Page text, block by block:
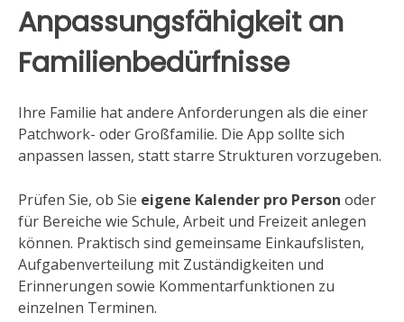
Anpassungsfähigkeit an
Familienbedürfnisse
Ihre Familie hat andere Anforderungen als die einer
Patchwork- oder Großfamilie. Die App sollte sich
anpassen lassen, statt starre Strukturen vorzugeben.
Prüfen Sie, ob Sie eigene Kalender pro Person oder
für Bereiche wie Schule, Arbeit und Freizeit anlegen
können. Praktisch sind gemeinsame Einkaufslisten,
Aufgabenverteilung mit Zuständigkeiten und
Erinnerungen sowie Kommentarfunktionen zu
einzelnen Terminen.